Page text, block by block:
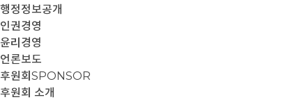
행정정보공개
인권경영
윤리경영
언론보도
후원회 SPONSOR
후원회 소개